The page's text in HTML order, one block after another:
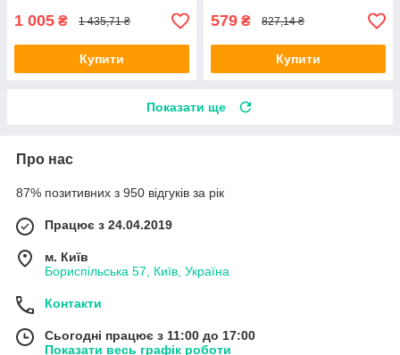
1 005 ₴ 1 435,71 ₴
Купити
579 ₴ 827,14 ₴
Купити
Показати ще
Про нас
87% позитивних з 950 відгуків за рік
Працює з 24.04.2019
м. Київ
Бориспільська 57, Київ, Україна
Контакти
Сьогодні працює з 11:00 до 17:00
Показати весь графік роботи